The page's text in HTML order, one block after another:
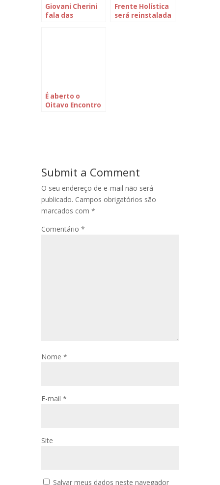
Giovani Cherini
fala das
Frente Holística
será reinstalada
É aberto o
Oitavo Encontro
Submit a Comment
O seu endereço de e-mail não será
publicado. Campos obrigatórios são
marcados com *
Comentário *
Nome *
E-mail *
Site
Salvar meus dados neste navegador